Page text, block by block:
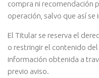
compra ni recomendación
operación, salvo que así
El Titular se reserva el
o restringir el contenido
información obtenida a
previo aviso.